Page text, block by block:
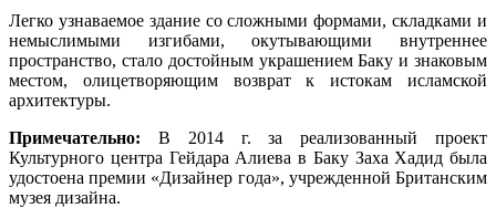
Легко узнаваемое здание со сложными формами, складками и
немыслимыми изгибами, окутывающими внутреннее
пространство, стало достойным украшением Баку и знаковым
местом, олицетворяющим возврат к истокам исламской
архитектуры.
Примечательно: В 2014 г. за реализованный проект
Культурного центра Гейдара Алиева в Баку Заха Хадид была
удостоена премии «Дизайнер года», учрежденной Британским
музея дизайна.